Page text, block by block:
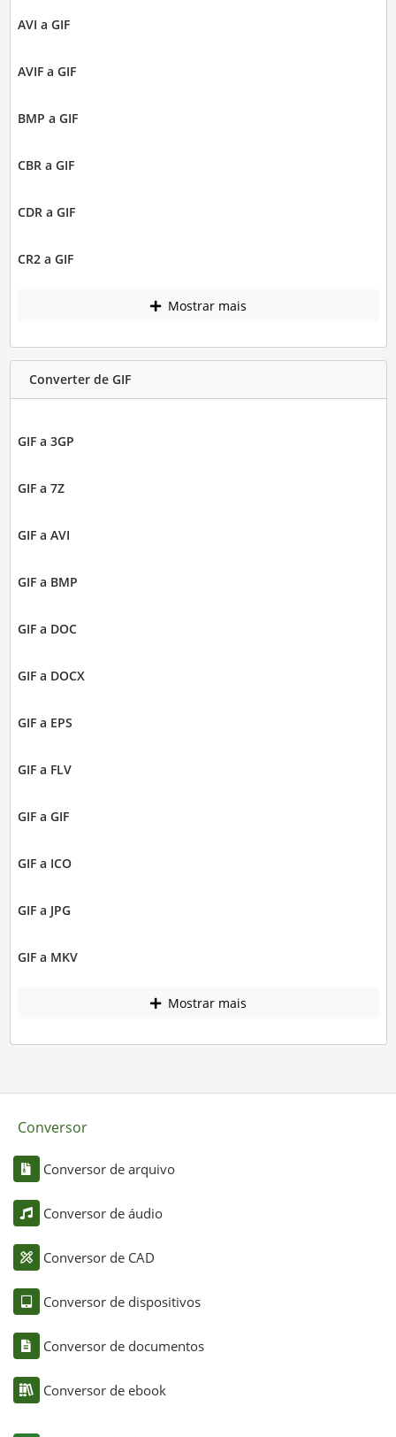
AVI a GIF
AVIF a GIF
BMP a GIF
CBR a GIF
CDR a GIF
CR2 a GIF
Mostrar mais
Converter de GIF
GIF a 3GP
GIF a 7Z
GIF a AVI
GIF a BMP
GIF a DOC
GIF a DOCX
GIF a EPS
GIF a FLV
GIF a GIF
GIF a ICO
GIF a JPG
GIF a MKV
Mostrar mais
Conversor
Conversor de arquivo
Conversor de áudio
Conversor de CAD
Conversor de dispositivos
Conversor de documentos
Conversor de ebook